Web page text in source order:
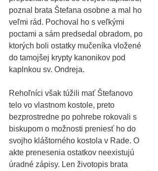
poznal brata Štefana osobne a mal ho
veľmi rád. Pochoval ho s veľkými
poctami a sám predsedal obradom, po
ktorých boli ostatky mučeníka vložené
do tamojšej krypty kanonikov pod
kaplnkou sv. Ondreja.
Rehoľníci však túžili mať Štefanovo
telo vo vlastnom kostole, preto
bezprostredne po pohrebe rokovali s
biskupom o možnosti preniesť ho do
svojho kláštorného kostola v Rade. O
akte prenesenia ostatkov neexistujú
úradné zápisy. Len životopis brata